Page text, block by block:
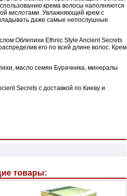
крема волосы наполняются
кислотами. Увлажняющий крем с
даже самые непослушные
Облепихи Ethnic Style Ancient Secrets
его по всей длине волос. Крем
масло семян Бурачника, минералы
Secrets с доставкой по Киеву и
товары: